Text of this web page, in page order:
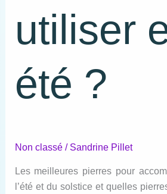
utiliser
été ?
Non classé/ Sandrine Pillet
Les meilleures pierres pour
l’été et du solstice et quelles